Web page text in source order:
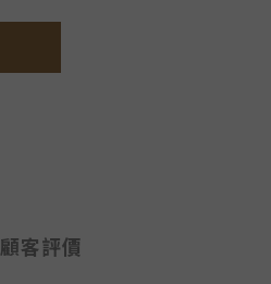
顧客評價